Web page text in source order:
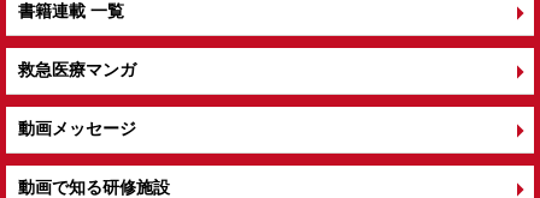
書籍連載 一覧
救急医療マンガ
動画メッセージ
動画で知る研修施設